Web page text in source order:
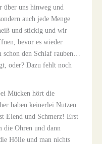
über uns hinweg und
auch jede Menge
und stickig und wir
bevor es wieder
den Schlaf rauben…
oder? Dazu fehlt noch
Mücken hört die
haben keinerlei Nutzen
Elend und Schmerz! Erst
die Ohren und dann
Hölle und man nichts